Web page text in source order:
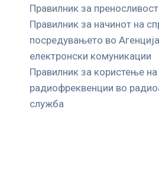
Правилник за
Правилник за начинот на
посредувањето во
електронски комуникации
Правилник за користење на
радиофреквенции во
служба